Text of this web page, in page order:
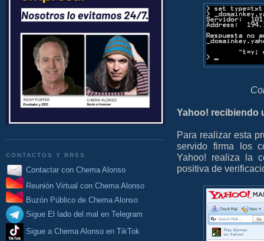
CONTACTOS Y RRSS
Contactar con Chema Alonso
Reunión Virtual con Chema Alonso
Buzón Público de Chema Alonso
Sigue El lado del mal en Telegram
Sigue a Chema Alonso en TikTok
Yahoo! recibiendo
Para realizar esta
servido firma los
Yahoo! realiza la
positiva de